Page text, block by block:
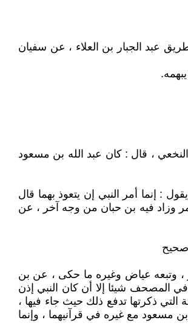
عبد الجبار بن العلاء ، عن سفيان
، قال : كان عبد الله بن مسعود
إنما أمر النبي إن يتعوذ بهما قال
وزاد فيه بن حبان من وجه آخر ، عن
صحيح
، وتبعه عياض وغيره ما حكى ، عن بن
المصحف شيئا إلا أن كان النبي إذن
التي ذكرتها تدفع ذلك حيث جاء فيها ،
مسعود مع غيره في قرآنيهما ، وإنما